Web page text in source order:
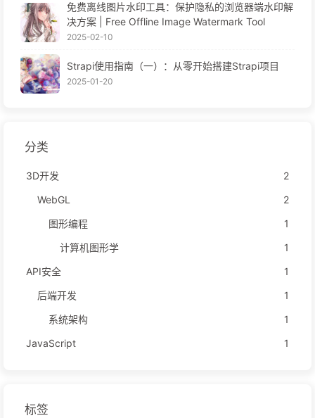
免费离线图片水印工具：保护隐私的浏览器端水印解
决方案 | Free Offline Image Watermark Tool
2025-02-10
Strapi使用指南（一）：从零开始搭建Strapi项目
2025-01-20
分类
3D开发
2
WebGL
2
图形编程
1
计算机图形学
1
API安全
1
后端开发
1
系统架构
1
JavaScript
1
标签